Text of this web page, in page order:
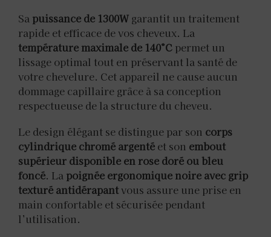
Sa puissance de 1300W garantit un traitement
rapide et efficace de vos cheveux. La
température maximale de 140°C permet un
lissage optimal tout en préservant la santé de
votre chevelure. Cet appareil ne cause aucun
dommage capillaire grâce à sa conception
respectueuse de la structure du cheveu.
Le design élégant se distingue par son corps
cylindrique chromé argenté et son embout
supérieur disponible en rose doré ou bleu
foncé. La poignée ergonomique noire avec grip
texturé antidérapantvous assure une prise en
main confortable et sécurisée pendant
l’utilisation.